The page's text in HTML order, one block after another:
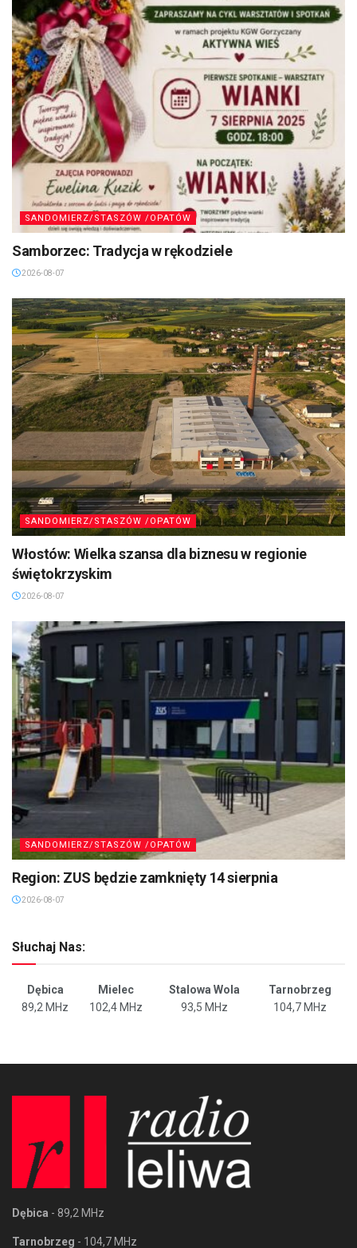
SANDOMIERZ/STASZÓW /OPATÓW
Samborzec: Tradycja w rękodziele
2026-08-07
SANDOMIERZ/STASZÓW /OPATÓW
Włostów: Wielka szansa dla biznesu w regionie
świętokrzyskim
2026-08-07
SANDOMIERZ/STASZÓW /OPATÓW
Region: ZUS będzie zamknięty 14 sierpnia
2026-08-07
Słuchaj Nas:
Dębica Mielec Stalowa Wola
Tarnobrzeg
89,2 MHz
102,4 MHz 93,5 MHz 104,7 MHz
Dębica - 89,2 MHz
Tarnobrzeg - 104,7 MHz